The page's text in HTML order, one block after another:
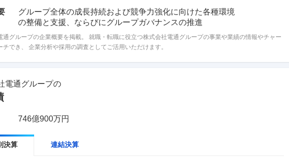
グループ全体の成長持続および競争力強化に向けた各種環境
の整備と支援、ならびにグループガバナンスの推進
通グループの企業概要を掲載。 就職・転職に役立つ株式会社電通グループの事業や業績の情報やチャー
チでき、 企業分析や採用の調査としてご活用いただけます。
電通グループの
746億900万円
決算 連結決算